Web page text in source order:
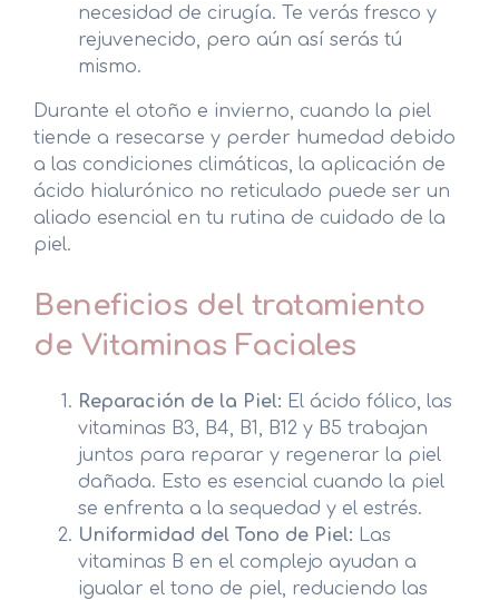
necesidad de cirugía. Te verás fresco y
rejuvenecido, pero aún así serás tú
mismo.
Durante el otoño e invierno, cuando la piel
tiende a resecarse y perder humedad debido
a las condiciones climáticas, la aplicación de
ácido hialurónico no reticulado puede ser un
aliado esencial en tu rutina de cuidado de la
piel.
Beneficios del tratamiento
de Vitaminas Faciales
Reparación de la Piel: El ácido fólico, las
vitaminas B3, B4, B1, B12 y B5 trabajan
juntos para reparar y regenerar la piel
dañada. Esto es esencial cuando la piel
se enfrenta a la sequedad y el estrés.
Uniformidad del Tono de Piel: Las
vitaminas B en el complejo ayudan a
igualar el tono de piel, reduciendo las